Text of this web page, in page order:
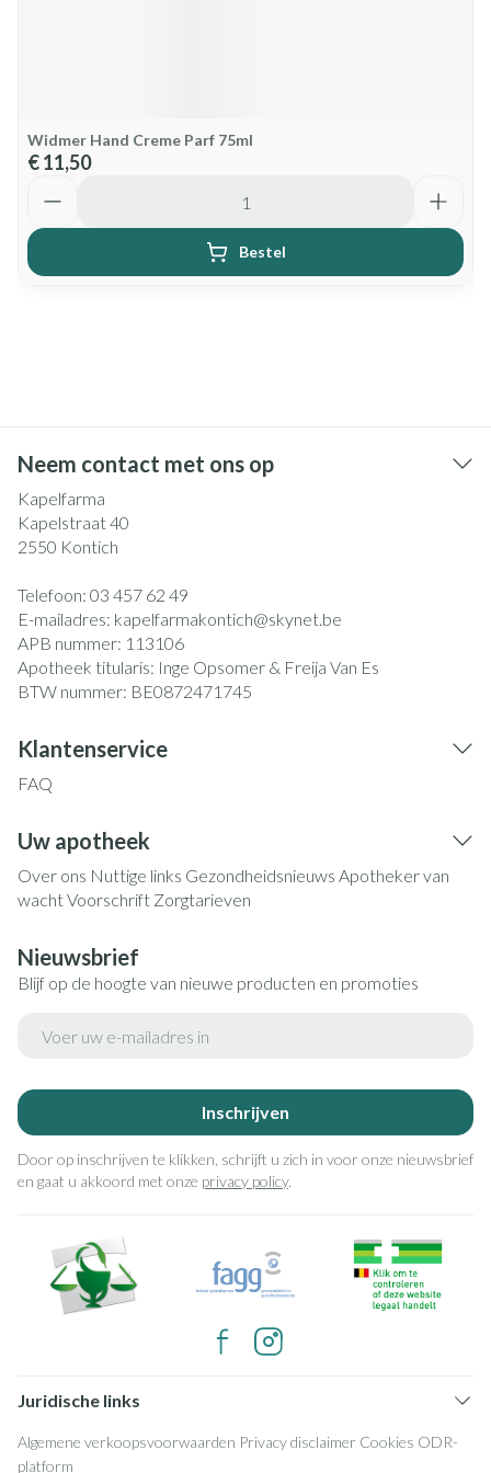
Widmer Hand Creme Parf 75ml
€ 11,50
Bestel
Neem contact met ons op
Kapelfarma
Kapelstraat 40
2550 Kontich
Telefoon: 03 457 62 49
E-mailadres: kapelfarmakontich@skynet.be
APB nummer: 113106
Apotheek titularis: Inge Opsomer & Freija Van Es
BTW nummer: BE0872471745
Klantenservice
FAQ
Uw apotheek
Over ons Nuttige links Gezondheidsnieuws Apotheker van
wachtVoorschrift Zorgtarieven
Nieuwsbrief
Blijf op de hoogte van nieuwe producten en promoties
Inschrijven
Door op inschrijven te klikken, schrijft u zich in voor onze nieuwsbrief
en gaat u akkoord met onze privacy policy.
Juridische links
Algemene verkoopsvoorwaarden Privacy disclaimer Cookies ODR-
platform